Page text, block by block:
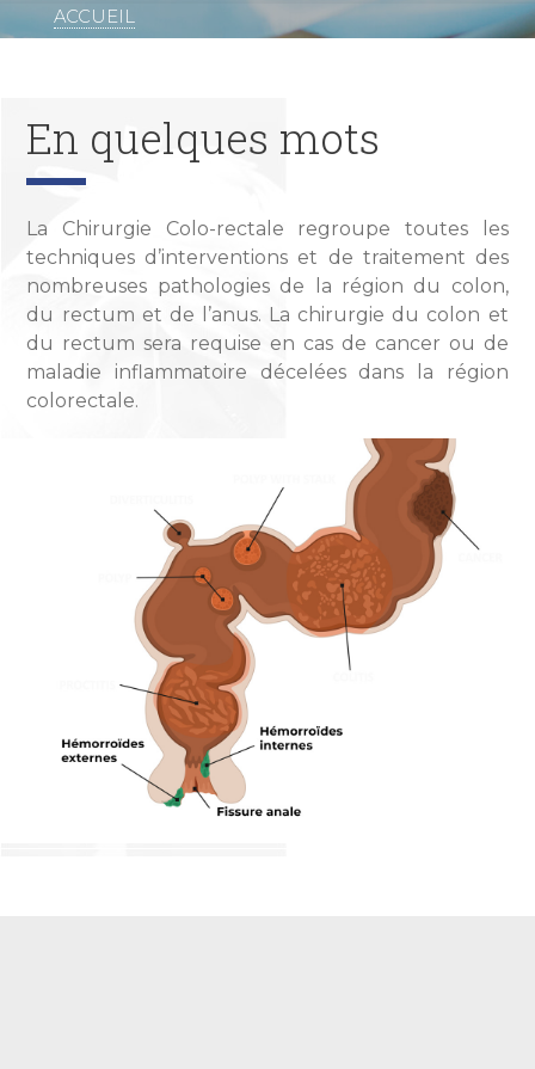
ACCUEIL
En quelques mots
La Chirurgie Colo-rectale regroupe toutes les
techniques d’interventions et de traitement des
nombreuses pathologies de la région du colon,
du rectum et de l’anus. La chirurgie du colon et
du rectum sera requise en cas de cancer ou de
maladie inflammatoire décelées dans la région
colorectale.